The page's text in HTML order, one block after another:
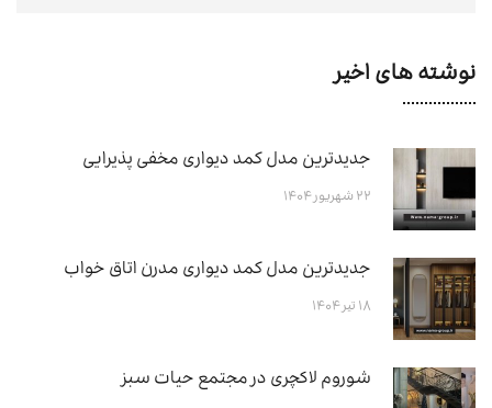
نوشته های اخیر
جدیدترین مدل کمد دیواری مخفی پذیرایی
۲۲ شهریور ۱۴۰۴
جدیدترین مدل کمد دیواری مدرن اتاق خواب
۱۸ تیر ۱۴۰۴
شوروم لاکچری در مجتمع حیات سبز